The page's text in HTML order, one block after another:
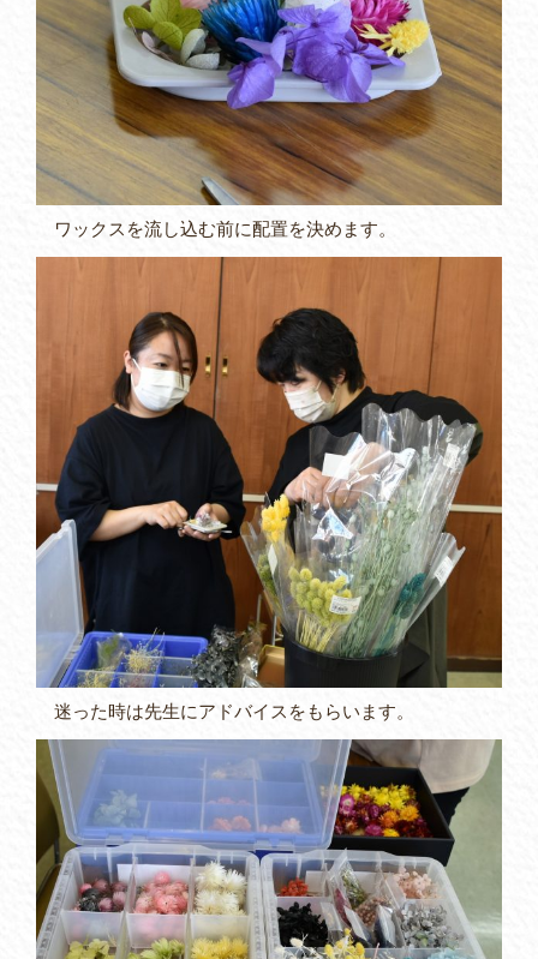
ワックスを流し込む前に配置を決めます。
迷った時は先生にアドバイスをもらいます。